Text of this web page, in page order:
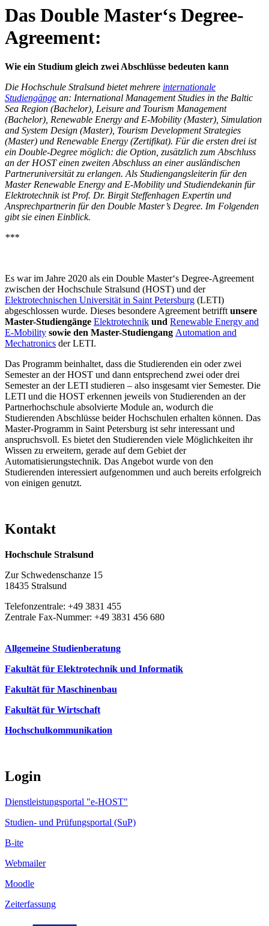
Das Dou­ble Mas­ter‘s De­gree-
Agree­ment:
Wie ein Studium gleich zwei Abschlüsse bedeuten kann
Die Hochschule Stralsund bietet mehrere internationale
Studiengänge an: International Management Studies in the Baltic
Sea Region (Bachelor), Leisure and Tourism Management
(Bachelor), Renewable Energy and E-Mobility (Master), Simulation
and System Design (Master), Tourism Development Strategies
(Master) und Renewable Energy (Zertifikat). Für die ersten drei ist
ein Double-Degree möglich: die Option, zusätzlich zum Abschluss
an der HOST einen zweiten Abschluss an einer ausländischen
Partneruniversität zu erlangen. Als Studiengangsleiterin für den
Master Renewable Energy and E-Mobility und Studiendekanin für
Elektrotechnik ist Prof. Dr. Birgit Steffenhagen Expertin und
Ansprechpartnerin für den Double Master’s Degree. Im Folgenden
gibt sie einen Einblick.
***
Es war im Jahre 2020 als ein Double Master‘s Degree-Agreement
zwischen der Hochschule Stralsund (HOST) und der
Elektrotechnischen Universität in Saint Petersburg (LETI)
abgeschlossen wurde. Dieses besondere Agreement betrifft unsere
Master-Studiengänge Elektrotechnik und Renewable Energy and
E-Mobility sowie den Master-Studiengang Automation and
Mechatronics der LETI.
Das Programm beinhaltet, dass die Studierenden ein oder zwei
Semester an der HOST und dann entsprechend zwei oder drei
Semester an der LETI studieren – also insgesamt vier Semester. Die
LETI und die HOST erkennen jeweils von Studierenden an der
Partnerhochschule absolvierte Module an, wodurch die
Studierenden Abschlüsse beider Hochschulen erhalten können. Das
Master-Programm in Saint Petersburg ist sehr interessant und
anspruchsvoll. Es bietet den Studierenden viele Möglichkeiten ihr
Wissen zu erweitern, gerade auf dem Gebiet der
Automatisierungstechnik. Das Angebot wurde von den
Studierenden interessiert aufgenommen und auch bereits erfolgreich
von einigen genutzt.
Kon­takt
Hochschule Stralsund
Zur Schwedenschanze 15
18435 Stralsund
Telefonzentrale: +49 3831 455
Zentrale Fax-Nummer: +49 3831 456 680
Allgemeine Studienberatung
Fakultät für Elektrotechnik und Informatik
Fakultät für Maschinenbau
Fakultät für Wirtschaft
Hochschulkommunikation
Login
Dienstleistungsportal "e-HOST"
Studien- und Prüfungsportal (SuP)
B-ite
Webmailer
Moodle
Zeiterfassung